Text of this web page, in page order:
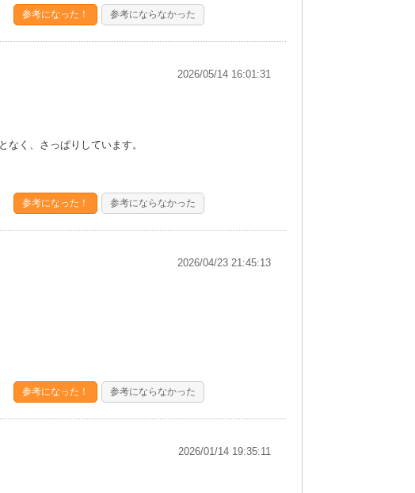
参考になった！ 参考にならなかった
2026/05/14 16:01:31
く、さっぱりしています。
参考になった！ 参考にならなかった
2026/04/23 21:45:13
参考になった！ 参考にならなかった
2026/01/14 19:35:11